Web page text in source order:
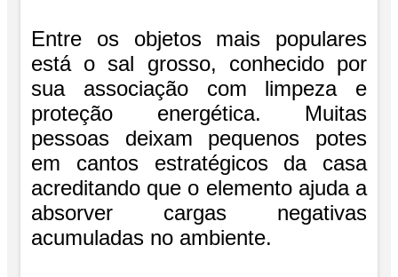
Entre os objetos mais populares
está o sal grosso, conhecido por
sua associação com limpeza e
proteção energética. Muitas
pessoas deixam pequenos potes
em cantos estratégicos da casa
acreditando que o elemento ajuda a
absorver cargas negativas
acumuladas no ambiente.